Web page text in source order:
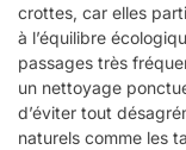
crottes, car elles
à l’équilibre
passages très
un nettoyage
d’éviter tout
naturels comme les